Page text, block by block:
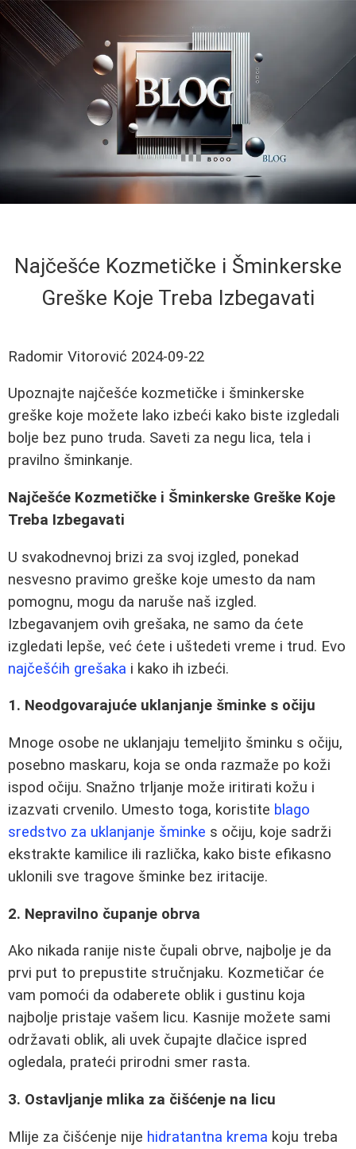
Najčešće Kozmetičke i Šminkerske
Greške Koje Treba Izbegavati
Radomir Vitorović 2024-09-22
Upoznajte najčešće kozmetičke i šminkerske
greške koje možete lako izbeći kako biste izgledali
bolje bez puno truda. Saveti za negu lica, tela i
pravilno šminkanje.
Najčešće Kozmetičke i Šminkerske Greške Koje
Treba Izbegavati
U svakodnevnoj brizi za svoj izgled, ponekad
nesvesno pravimo greške koje umesto da nam
pomognu, mogu da naruše naš izgled.
Izbegavanjem ovih grešaka, ne samo da ćete
izgledati lepše, već ćete i uštedeti vreme i trud. Evo
najčešćih grešaka i kako ih izbeći.
1. Neodgovarajuće uklanjanje šminke s očiju
Mnoge osobe ne uklanjaju temeljito šminku s očiju,
posebno maskaru, koja se onda razmaže po koži
ispod očiju. Snažno trljanje može iritirati kožu i
izazvati crvenilo. Umesto toga, koristite blago
sredstvo za uklanjanje šminke s očiju, koje sadrži
ekstrakte kamilice ili različka, kako biste efikasno
uklonili sve tragove šminke bez iritacije.
2. Nepravilno čupanje obrva
Ako nikada ranije niste čupali obrve, najbolje je da
prvi put to prepustite stručnjaku. Kozmetičar će
vam pomoći da odaberete oblik i gustinu koja
najbolje pristaje vašem licu. Kasnije možete sami
održavati oblik, ali uvek čupajte dlačice ispred
ogledala, prateći prirodni smer rasta.
3. Ostavljanje mlika za čišćenje na licu
Mlije za čišćenje nije hidratantna krema koju treba